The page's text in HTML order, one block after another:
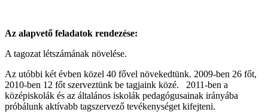
Az alapvető feladatok rendezése:
A tagozat létszámának növelése.
Az utóbbi két évben közel 40 fővel növekedtünk. 2009-ben 26 főt,
2010-ben 12 főt szerveztünk be tagjaink közé.
2011-ben a
középiskolák és az általános iskolák pedagógusainak irányába
próbálunk aktívabb tagszervező tevékenységet kifejteni.